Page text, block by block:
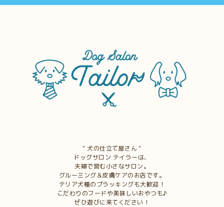
＂犬の仕立て屋さん＂
ドッグサロン テイラーは、
夫婦で営む小さなサロン。
グルーミング＆皮膚ケアのお店です。
テリア犬種のプラッキングも大歓迎！
こだわりのフードや美味しいおやつも♪
ぜひ遊びに来てください！